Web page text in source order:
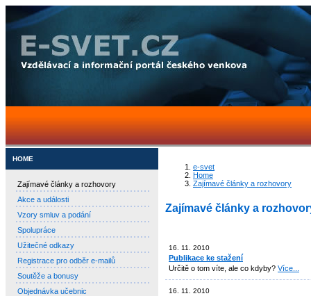
HOME
Zajímavé články a rozhovory
Akce a události
Vzory smluv a podání
Spolupráce
Užitečné odkazy
Registrace pro odběr e-mailů
Soutěže a bonusy
Objednávka učebnic
e-svet
Home
Zajímavé články a rozhovory
Zajímavé články a
16. 11. 2010
Publikace ke stažení
Určitě o tom víte, ale co kdyby? Více...
16. 11. 2010